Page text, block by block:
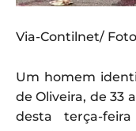
Via-Contilnet/
Um homem
de Oliveira, de 33
desta terça-